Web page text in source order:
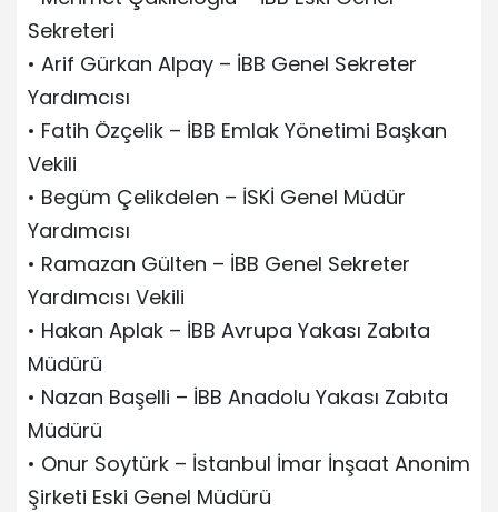
Sekreteri
• Arif Gürkan Alpay – İBB Genel Sekreter
Yardımcısı
• Fatih Özçelik – İBB Emlak Yönetimi Başkan
Vekili
• Begüm Çelikdelen – İSKİ Genel Müdür
Yardımcısı
• Ramazan Gülten – İBB Genel Sekreter
Yardımcısı Vekili
• Hakan Aplak – İBB Avrupa Yakası Zabıta
Müdürü
• Nazan Başelli – İBB Anadolu Yakası Zabıta
Müdürü
• Onur Soytürk – İstanbul İmar İnşaat Anonim
Şirketi Eski Genel Müdürü